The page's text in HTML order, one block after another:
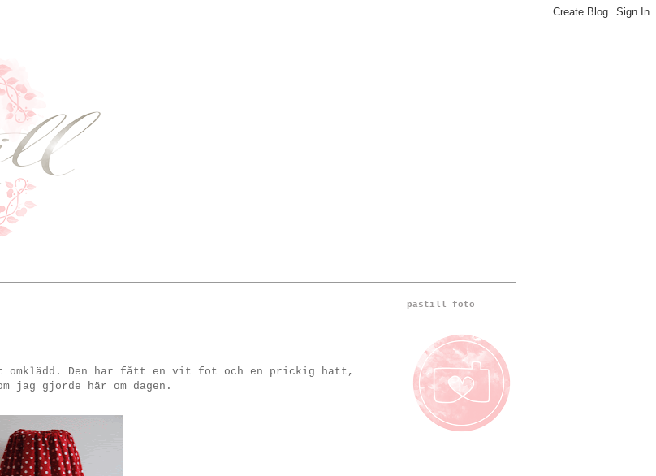
omklädd. Den har fått en vit fot och en prickig hatt,
jag gjorde här om dagen.
pastill foto